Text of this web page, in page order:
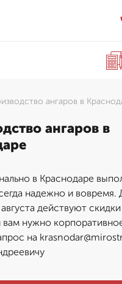
ангаров в
ангаров в
в Краснодаре
надежно и вовремя.
действуют
вам нужно
на